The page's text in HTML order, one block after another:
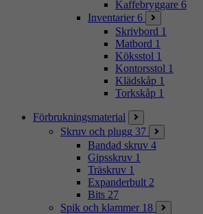
Kaffebryggare 6
Inventarier 6
Skrivbord 1
Matbord 1
Köksstol 1
Kontorsstol 1
Klädskåp 1
Torkskåp 1
Förbrukningsmaterial
Skruv och plugg 37
Bandad skruv 4
Gipsskruv 1
Träskruv 1
Expanderbult 2
Bits 27
Spik och klammer 18